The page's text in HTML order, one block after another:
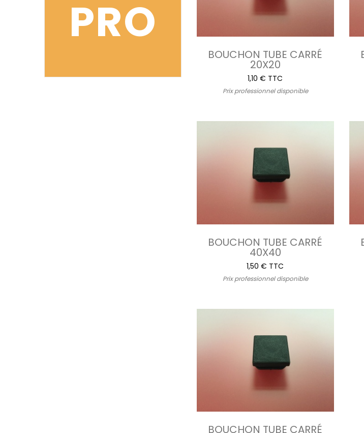
PRO
BOUCHON TUBE CARRÉ
20X20
1,10 € TTC
Prix professionnel disponible
BOUCHON TUBE CARRÉ
40X40
1,50 € TTC
Prix professionnel disponible
BOUCHON TUBE CARRÉ